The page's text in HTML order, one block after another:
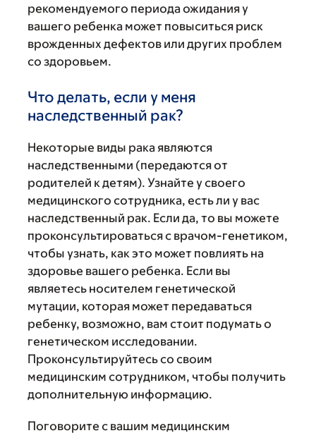
рекомендуемого периода ожидания у
вашего ребенка может повыситься риск
врожденных дефектов или других проблем
со здоровьем.
Что делать, если у меня
наследственный рак?
Некоторые виды рака являются
наследственными (передаются от
родителей к детям). Узнайте у своего
медицинского сотрудника, есть ли у вас
наследственный рак. Если да, то вы можете
проконсультироваться с врачом-генетиком,
чтобы узнать, как это может повлиять на
здоровье вашего ребенка. Если вы
являетесь носителем генетической
мутации, которая может передаваться
ребенку, возможно, вам стоит подумать о
генетическом исследовании.
Проконсультируйтесь со своим
медицинским сотрудником, чтобы получить
дополнительную информацию.
Поговорите с вашим медицинским